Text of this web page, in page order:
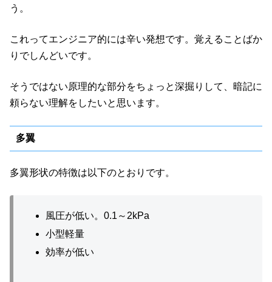
う。
これってエンジニア的には辛い発想です。覚えることばか
りでしんどいです。
そうではない原理的な部分をちょっと深掘りして、暗記に
頼らない理解をしたいと思います。
多翼
多翼形状の特徴は以下のとおりです。
風圧が低い。0.1～2kPa
小型軽量
効率が低い